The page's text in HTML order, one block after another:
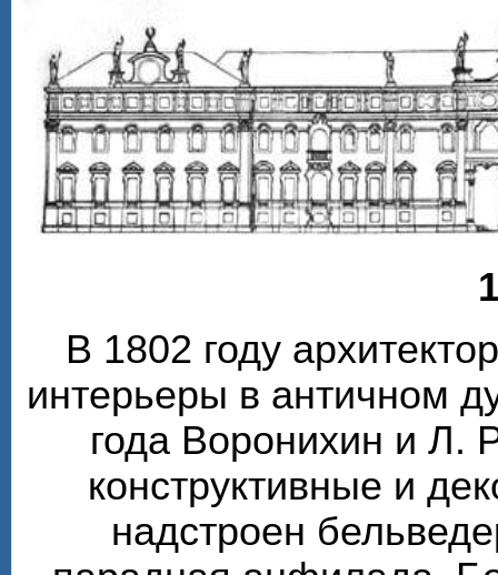
В 1802 году
интерьеры в античном
года Воронихин и Л.
конструктивные и
надстроен